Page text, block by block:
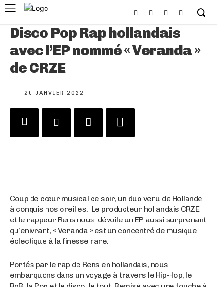
Disco Pop Rap hollandais
avec l’EP nommé « Veranda »
de CRZE
20 JANVIER 2022
Coup de cœur musical ce soir, un duo venu de Hollande
à conquis nos oreilles. Le producteur hollandais CRZE
et le rappeur Rens nous dévoile un EP aussi surprenant
qu’enivrant, « Veranda » est un concentré de musique
éclectique à la finesse rare.
Portés par le rap de Rens en hollandais, nous
embarquons dans un voyage à travers le Hip-Hop, le